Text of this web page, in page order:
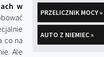
PRZELICZNIK MOCY »
AUTO Z NIEMIEC »
w
co na
Ale